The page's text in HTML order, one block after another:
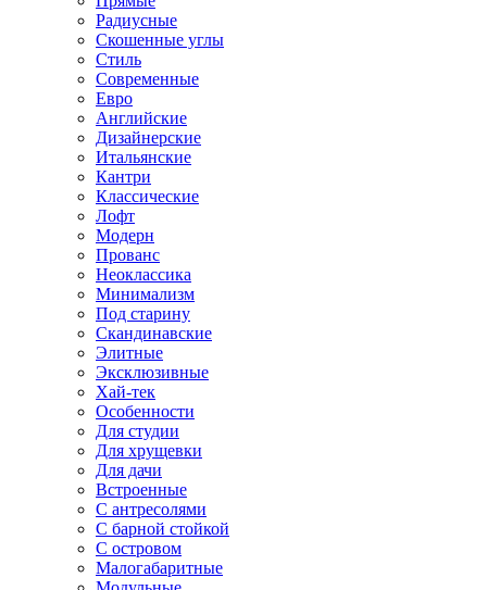
Радиусные
Скошенные углы
Стиль
Современные
Евро
Английские
Дизайнерские
Итальянские
Кантри
Классические
Лофт
Модерн
Прованс
Неоклассика
Минимализм
Под старину
Скандинавские
Элитные
Эксклюзивные
Хай-тек
Особенности
Для студии
Для хрущевки
Для дачи
Встроенные
С антресолями
С барной стойкой
С островом
Малогабаритные